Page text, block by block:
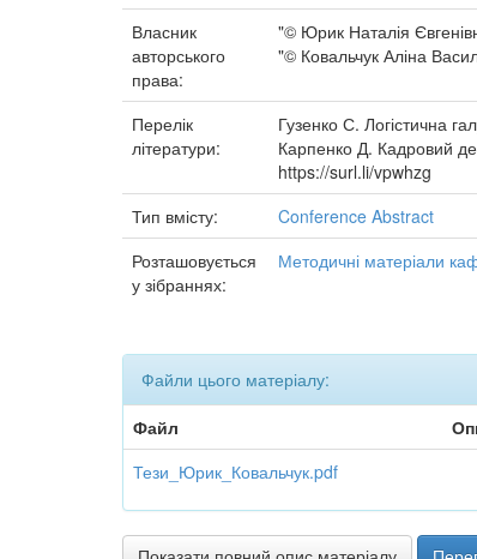
Власник
авторського
права:
"© Юрик Наталія
"© Ковальчук Аліна
Перелік
літератури:
Гузенко С. Логістична
Карпенко Д. Кадровий
https://surl.li/vpwhzg
Тип вмісту:
Conference Abstract
Розташовується
у зібраннях:
Методичні матеріали
Файли цього матеріалу:
Файл
Тези_Юрик_Ковальчук.pdf